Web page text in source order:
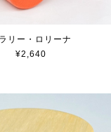
リー・ロリーナ
¥2,640